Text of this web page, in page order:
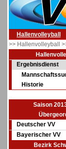
Hallenvolleyball
>> Hallenvolleyball
Ergebnisdienst
Historie
Saison
Deutscher VV
Bayerischer VV
Bezirk